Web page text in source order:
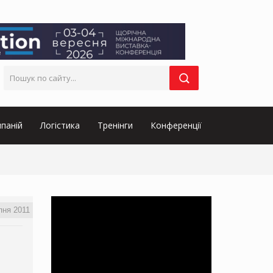
Логістика Тренінги Конференції
2011